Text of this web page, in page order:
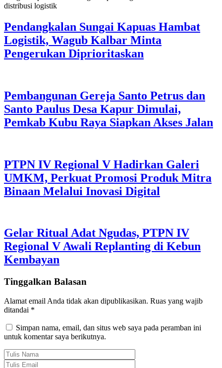
Pendangkalan Sungai Kapuas Hambat
Logistik, Wagub Kalbar Minta
Pengerukan Diprioritaskan
Pembangunan Gereja Santo Petrus dan
Santo Paulus Desa Kapur Dimulai,
Pemkab Kubu Raya Siapkan Akses Jalan
PTPN IV Regional V Hadirkan Galeri
UMKM, Perkuat Promosi Produk Mitra
Binaan Melalui Inovasi Digital
Gelar Ritual Adat Ngudas, PTPN IV
Regional V Awali Replanting di Kebun
Kembayan
Tinggalkan Balasan
Alamat email Anda tidak akan dipublikasikan. Ruas yang wajib
ditandai *
Simpan nama, email, dan situs web saya pada peramban ini
untuk komentar saya berikutnya.